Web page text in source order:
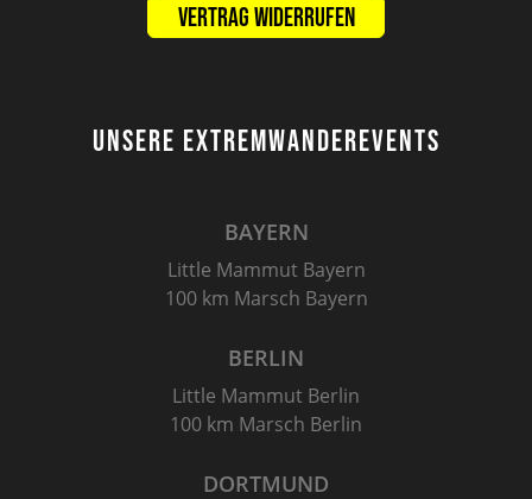
Vertrag widerrufen
UNSERE EXTREMWANDEREVENTS
BAYERN
Little Mammut Bayern
100 km Marsch Bayern
BERLIN
Little Mammut Berlin
100 km Marsch Berlin
DORTMUND